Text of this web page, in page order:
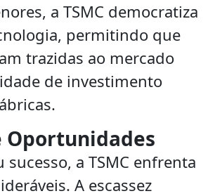
a TSMC democratiza
permitindo que
trazidas ao mercado
de investimento
Oportunidades
sucesso, a TSMC enfrenta
A escassez